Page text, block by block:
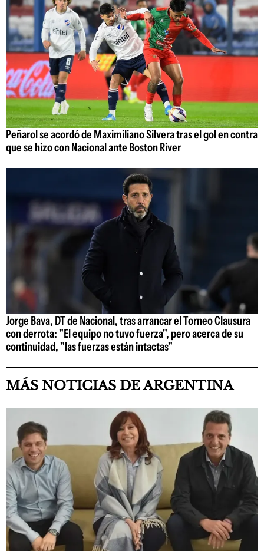
Peñarol se acordó de Maximiliano Silvera tras el gol en contra
que se hizo con Nacional ante Boston River
Jorge Bava, DT de Nacional, tras arrancar el Torneo Clausura
con derrota: "El equipo no tuvo fuerza", pero acerca de su
continuidad, "las fuerzas están intactas"
MÁS NOTICIAS DE ARGENTINA